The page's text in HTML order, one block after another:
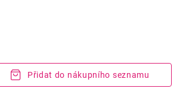
Přidat do nákupního seznamu